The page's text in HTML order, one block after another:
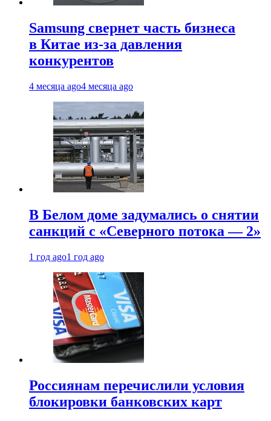
Samsung свернет часть бизнеса
в Китае из-за давления
конкурентов
4 месяца ago4 месяца ago
В Белом доме задумались о снятии
санкций с «Северного потока — 2»
1 год ago1 год ago
Россиянам перечислили условия
блокировки банковских карт